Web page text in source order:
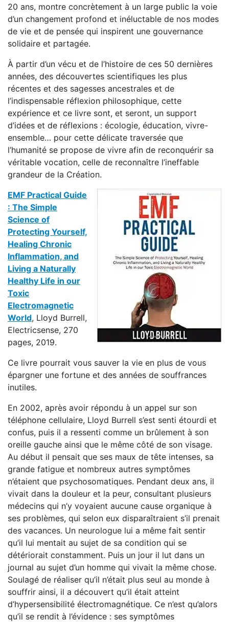
20 ans, montre concrètement à un large public la voie
d’un changement profond et inéluctable de nos modes
de vie et de pensée qui inspirent une gouvernance
solidaire et partagée.
À partir d’un vécu et de l’histoire de ces 50 dernières
années, des découvertes scientifiques les plus
récentes et des sagesses ancestrales et de
l’indispensable réflexion philosophique, cette
expérience et ce livre sont, et seront, un support
d’idées et de réflexions : écologie, éducation, vivre-
ensemble… pour cette délicate traversée que
l’humanité se propose de vivre afin de reconquérir sa
véritable vocation, celle de reconnaître l’ineffable
grandeur de la Création.
EMF Practical Guide
: The Simple
Science of
Protecting Yourself,
Healing Chronic
Inflammation, and
Living a Naturally
Healthy Life in our
Toxic
Electromagnetic
World, Lloyd Burrell,
Electricsense, 270
pages, 2019.
Ce livre pourrait vous sauver la vie en plus de vous
épargner une fortune et des années de souffrances
inutiles.
En 2002, après avoir répondu à un appel sur son
téléphone cellulaire, Lloyd Burrell s’est senti étourdi et
confus, puis il a ressenti comme un brûlement à son
oreille gauche ainsi que le même côté de son visage.
Au début il pensait que ses maux de tête intenses, sa
grande fatigue et nombreux autres symptômes
n’étaient que psychosomatiques. Pendant deux ans, il
vivait dans la douleur et la peur, consultant plusieurs
médecins qui n’y voyaient aucune cause organique à
ses problèmes, qui selon eux disparaîtraient s’il prenait
des vacances. Un neurologue lui a même fait sentir
qu’il lui mentait au sujet de sa condition qui se
détériorait constamment. Puis un jour il lut dans un
journal au sujet d’un homme qui vivait la même chose.
Soulagé de réaliser qu’il n’était plus seul au monde à
souffrir ainsi, il a découvert qu’il était atteint
d’hypersensibilité électromagnétique. Ce n’est qu’alors
qu’il se rendit à l’évidence : ses symptômes